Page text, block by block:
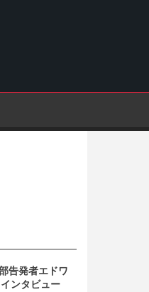
告発者エドワ
ンタビュー